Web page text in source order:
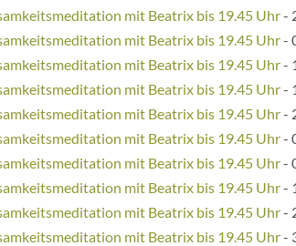
mit Beatrix bis 19.45 Uhr-
mit Beatrix bis 19.45 Uhr-
mit Beatrix bis 19.45 Uhr-
mit Beatrix bis 19.45 Uhr-
mit Beatrix bis 19.45 Uhr-
mit Beatrix bis 19.45 Uhr-
mit Beatrix bis 19.45 Uhr-
mit Beatrix bis 19.45 Uhr-
mit Beatrix bis 19.45 Uhr-
mit Beatrix bis 19.45 Uhr-